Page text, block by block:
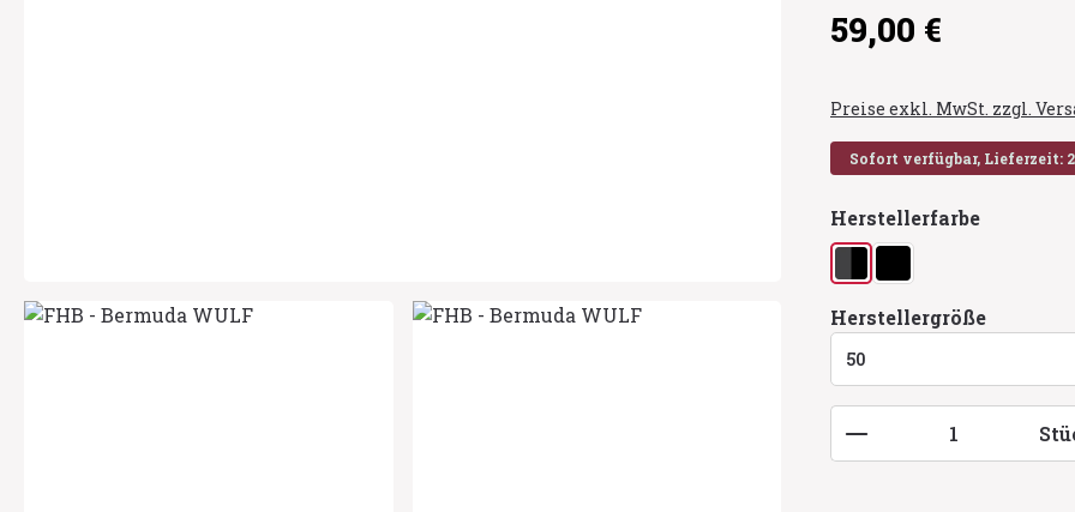
Regulärer Preis:
59,00 €
Preise exkl. MwSt. zzgl.
Sofort verfügbar, Lieferzeit:
Herstellerfarbe
anthrazit/schwarz
schwarz
Herstellergröße
Produkt Anzahl: